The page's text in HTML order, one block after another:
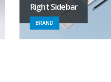
Right Sidebar
BRAND